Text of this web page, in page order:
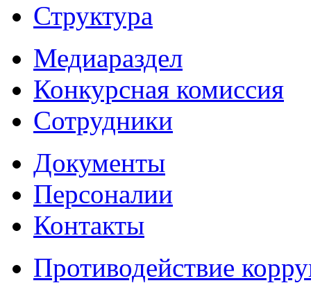
Структура
Медиараздел
Конкурсная комиссия
Сотрудники
Документы
Персоналии
Контакты
Противодействие